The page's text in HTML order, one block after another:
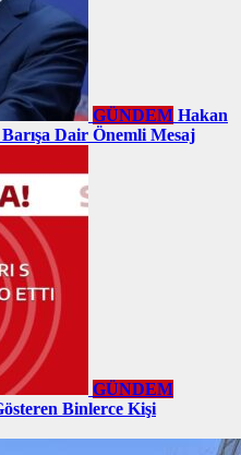
GÜNDEM Hakan
Dair Önemli Mesaj
GÜNDEM
Binlerce Kişi